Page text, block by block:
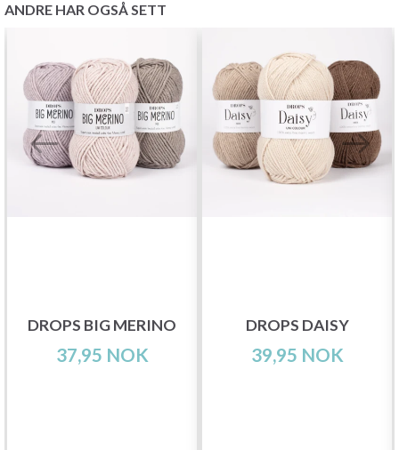
ANDRE HAR OGSÅ SETT
DROPS BIG MERINO
37,95 NOK
DROPS DAISY
39,95 NOK